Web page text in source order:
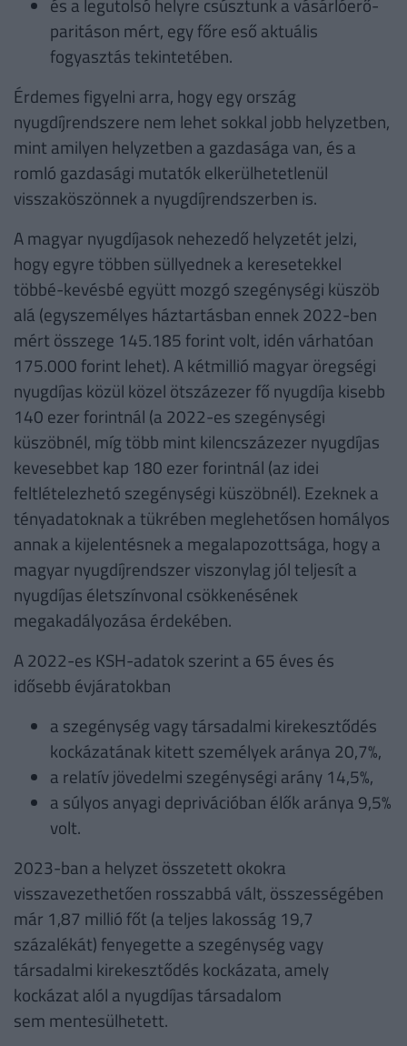
paritáson mért, egy főre eső aktuális
fogyasztás tekintetében.
Érdemes figyelni arra, hogy egy ország
nyugdíjrendszere nem lehet sokkal jobb helyzetben,
mint amilyen helyzetben a gazdasága van, és a
romló gazdasági mutatók elkerülhetetlenül
visszaköszönnek a nyugdíjrendszerben is.
A magyar nyugdíjasok nehezedő helyzetét jelzi,
hogy egyre többen süllyednek a keresetekkel
többé-kevésbé együtt mozgó szegénységi küszöb
alá (egyszemélyes háztartásban ennek 2022-ben
mért összege 145.185 forint volt, idén várhatóan
175.000 forint lehet). A kétmillió magyar öregségi
nyugdíjas közül közel ötszázezer fő nyugdíja kisebb
140 ezer forintnál (a 2022-es szegénységi
küszöbnél, míg több mint kilencszázezer nyugdíjas
kevesebbet kap 180 ezer forintnál (az idei
feltlételezhetó szegénységi küszöbnél). Ezeknek a
tényadatoknak a tükrében meglehetősen homályos
annak a kijelentésnek a megalapozottsága, hogy a
magyar nyugdíjrendszer viszonylag jól teljesít a
nyugdíjas életszínvonal csökkenésének
megakadályozása érdekében.
A 2022-es KSH-adatok szerint a 65 éves és
idősebb évjáratokban
a szegénység vagy társadalmi kirekesztődés
kockázatának kitett személyek aránya 20,7%,
a relatív jövedelmi szegénységi arány 14,5%,
a súlyos anyagi deprivációban élők aránya 9,5%
volt.
2023-ban a helyzet összetett okokra
visszavezethetően rosszabbá vált, összességében
már 1,87 millió főt (a teljes lakosság 19,7
százalékát) fenyegette a szegénység vagy
társadalmi kirekesztődés kockázata, amely
kockázat alól a nyugdíjas társadalom
sem mentesülhetett.